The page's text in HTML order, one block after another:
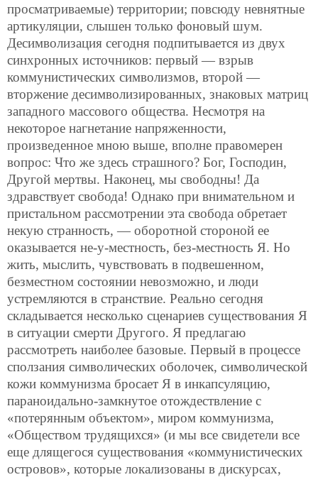
просматриваемые) территории; повсюду невнятные
артикуляции, слышен только фоновый шум.
Десимволизация сегодня подпитывается из двух
синхронных источников: первый — взрыв
коммунистических символизмов, второй —
вторжение десимволизированных, знаковых матриц
западного массового общества. Несмотря на
некоторое нагнетание напряженности,
произведенное мною выше, вполне правомерен
вопрос: Что же здесь страшного? Бог, Господин,
Другой мертвы. Наконец, мы свободны! Да
здравствует свобода! Однако при внимательном и
пристальном рассмотрении эта свобода обретает
некую странность, — оборотной стороной ее
оказывается не-у-местность, без-местность Я. Но
жить, мыслить, чувствовать в подвешенном,
безместном состоянии невозможно, и люди
устремляются в странствие. Реально сегодня
складывается несколько сценариев существования Я
в ситуации смерти Другого. Я предлагаю
рассмотреть наиболее базовые. Первый в процессе
сползания символических оболочек, символической
кожи коммунизма бросает Я в инкапсуляцию,
параноидально-замкнутое отождествление с
«потерянным объектом», миром коммунизма,
«Обществом трудящихся» (и мы все свидетели все
еще длящегося существования «коммунистических
островов», которые локализованы в дискурсах,